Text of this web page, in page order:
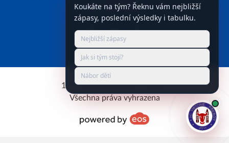
IČ: 66743338
FacebookInstagram
1. FC Viktorie Přerov © 2026.
Všechna práva vyhrazena